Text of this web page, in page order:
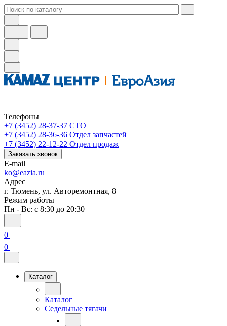
Телефоны
+7 (3452) 28-37-37 СТО
+7 (3452) 28-36-36 Отдел запчастей
+7 (3452) 22-12-22 Отдел продаж
Заказать звонок
E-mail
ko@eazia.ru
Адрес
г. Тюмень, ул. Авторемонтная, 8
Режим работы
Пн - Вс: с 8:30 до 20:30
0
0
Каталог
Каталог
Седельные тягачи